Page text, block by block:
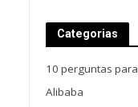
Categorias
10 perguntas para
Alibaba